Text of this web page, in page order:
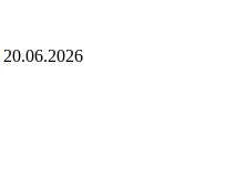
20.06.2026